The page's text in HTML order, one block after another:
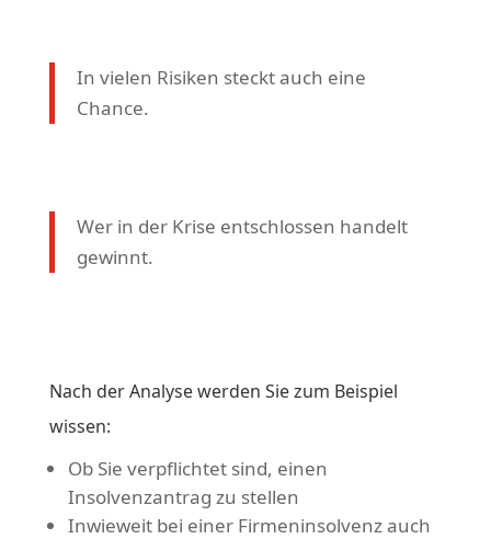
In vielen Risiken steckt auch eine
Chance.
Wer in der Krise entschlossen handelt
gewinnt.
Nach der Analyse werden Sie zum Beispiel
wissen:
Ob Sie verpflichtet sind, einen
Insolvenzantrag zu stellen
Inwieweit bei einer Firmeninsolvenz auch